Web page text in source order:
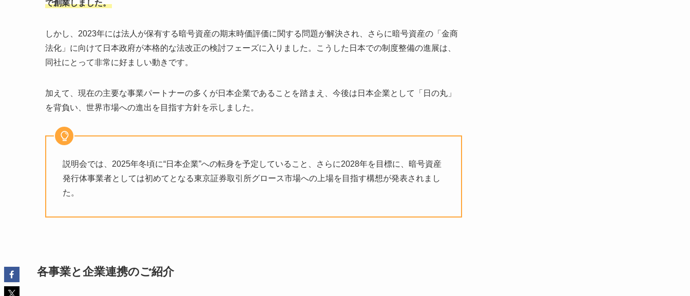
で創業しました。
しかし、2023年には法人が保有する暗号資産の期末時価評価に関する問題が解決され、さらに暗号資産の「金商
法化」に向けて日本政府が本格的な法改正の検討フェーズに入りました。こうした日本での制度整備の進展は、
同社にとって非常に好ましい動きです。
加えて、現在の主要な事業パートナーの多くが日本企業であることを踏まえ、今後は日本企業として「日の丸」
を背負い、世界市場への進出を目指す方針を示しました。
説明会では、2025年冬頃に“日本企業”への転身を予定していること、さらに2028年を目標に、暗号資産
発行体事業者としては初めてとなる東京証券取引所グロース市場への上場を目指す構想が発表されまし
た。
各事業と企業連携のご紹介